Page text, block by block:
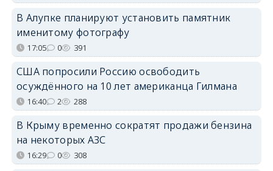
В Алупке планируют установить памятник
именитому фотографу
17:05 0 391
США попросили Россию освободить
осуждённого на 10 лет американца Гилмана
16:40 2 288
В Крыму временно сократят продажи бензина
на некоторых АЗС
16:29 0 308